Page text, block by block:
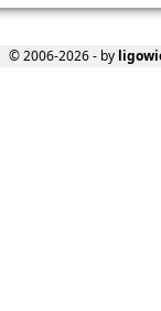
© 2006-2026 - by